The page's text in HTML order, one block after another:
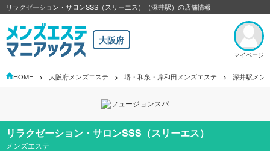
リラクゼーション・サロンSSS（スリーエス）（深井駅）の店舗情報
大阪府
マイページ
HOME 大阪府メンズエステ 堺・和泉・岸和田メンズエステ 深井駅メン
リラクゼーション・サロンSSS（スリーエス）
メンズエステ